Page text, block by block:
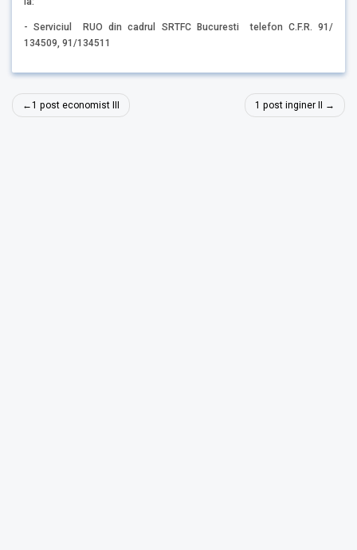
- Serviciul RUO din cadrul SRTFC Bucuresti telefon C.F.R. 91/
134509, 91/134511
Navigare
în
1 post economist III 1 post inginer II